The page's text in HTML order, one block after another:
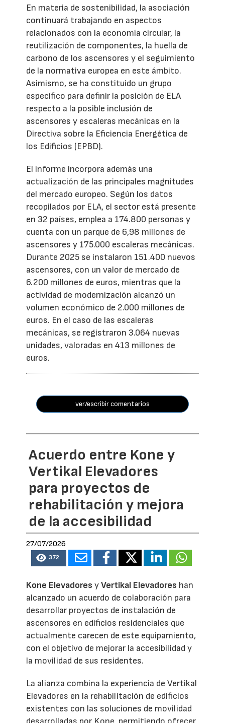
En materia de sostenibilidad, la asociación
continuará trabajando en aspectos
relacionados con la economía circular, la
reutilización de componentes, la huella de
carbono de los ascensores y el seguimiento
de la normativa europea en este ámbito.
Asimismo, se ha constituido un grupo
específico para definir la posición de ELA
respecto a la posible inclusión de
ascensores y escaleras mecánicas en la
Directiva sobre la Eficiencia Energética de
los Edificios (EPBD).
El informe incorpora además una
actualización de las principales magnitudes
del mercado europeo. Según los datos
recopilados por ELA, el sector está presente
en 32 países, emplea a 174.800 personas y
cuenta con un parque de 6,98 millones de
ascensores y 175.000 escaleras mecánicas.
Durante 2025 se instalaron 151.400 nuevos
ascensores, con un valor de mercado de
6.200 millones de euros, mientras que la
actividad de modernización alcanzó un
volumen económico de 2.000 millones de
euros. En el caso de las escaleras
mecánicas, se registraron 3.064 nuevas
unidades, valoradas en 413 millones de
euros.
ver/escribir comentarios
Acuerdo entre Kone y
Vertikal Elevadores
para proyectos de
rehabilitación y mejora
de la accesibilidad
27/07/2026
372
Kone Elevadores yVertikal Elevadores han
alcanzado un acuerdo de colaboración para
desarrollar proyectos de instalación de
ascensores en edificios residenciales que
actualmente carecen de este equipamiento,
con el objetivo de mejorar la accesibilidad y
la movilidad de sus residentes.
La alianza combina la experiencia de Vertikal
Elevadores en la rehabilitación de edificios
existentes con las soluciones de movilidad